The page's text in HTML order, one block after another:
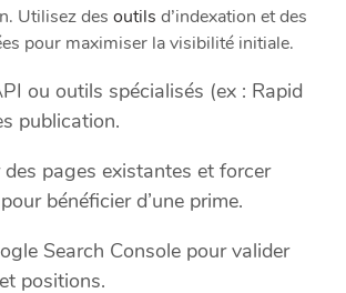
Utilisez des outils d’indexation et des
pour maximiser la visibilité initiale.
ou outils spécialisés (ex : Rapid
publication.
pages existantes et forcer
bénéficier d’une prime.
Search Console pour valider
positions.